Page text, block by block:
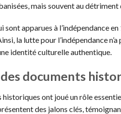
mais souvent au
sont apparues à l’indépendance
la lutte pour l’indépendance
identité culturelle authentique.
des documents
historiques ont joué un rôle
des jalons clés,